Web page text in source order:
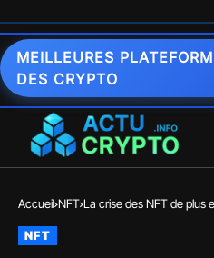
MEILLEURES
DES CRYPTO
Accueil NFT La crise des NFT de plus
NFT